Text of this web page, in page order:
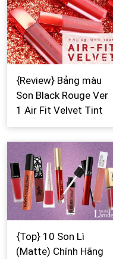
{Review} Bảng màu
Son Black Rouge Ver
1 Air Fit Velvet Tint
{Top} 10 Son Lì
(Matte) Chính Hãng